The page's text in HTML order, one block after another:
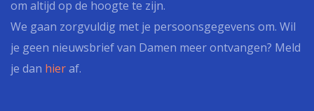
om altijd op de hoogte te zijn.
We gaan zorgvuldig met je persoonsgegevens om. Wil
je geen nieuwsbrief van Damen meer ontvangen? Meld
je dan hieraf.